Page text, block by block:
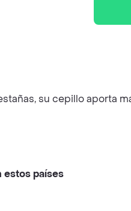
su cepillo aporta
estos países